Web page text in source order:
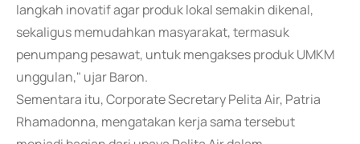
langkah inovatif agar produk lokal semakin dikenal,
sekaligus memudahkan masyarakat, termasuk
penumpang pesawat, untuk mengakses produk UMKM
unggulan," ujar Baron.
Sementara itu, Corporate Secretary Pelita Air, Patria
Rhamadonna, mengatakan kerja sama tersebut